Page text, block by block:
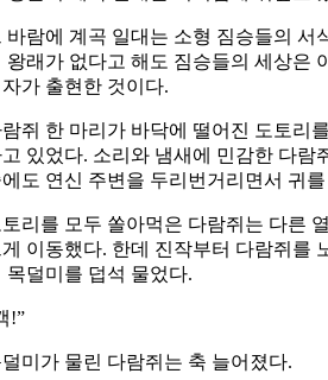
바람에 계곡 일대는 소형 짐승들의 서
왕래가 없다고 해도 짐승들의 세상은
가 출현한 것이다.
쥐 한 마리가 바닥에 떨어진 도토리
있었다. 소리와 냄새에 민감한 다람
도 연신 주변을 두리번거리면서 귀
리를 모두 쏠아먹은 다람쥐는 다른
이동했다. 한데 진작부터 다람쥐를
목덜미를 덥석 물었다.
!”
미가 물린 다람쥐는 축 늘어졌다.